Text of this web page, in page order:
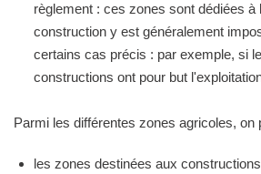
règlement : ces zones sont dédiées à
construction y est généralement
certains cas précis : par exemple, si
constructions ont pour but
Parmi les différentes zones agricoles, on
les zones destinées aux